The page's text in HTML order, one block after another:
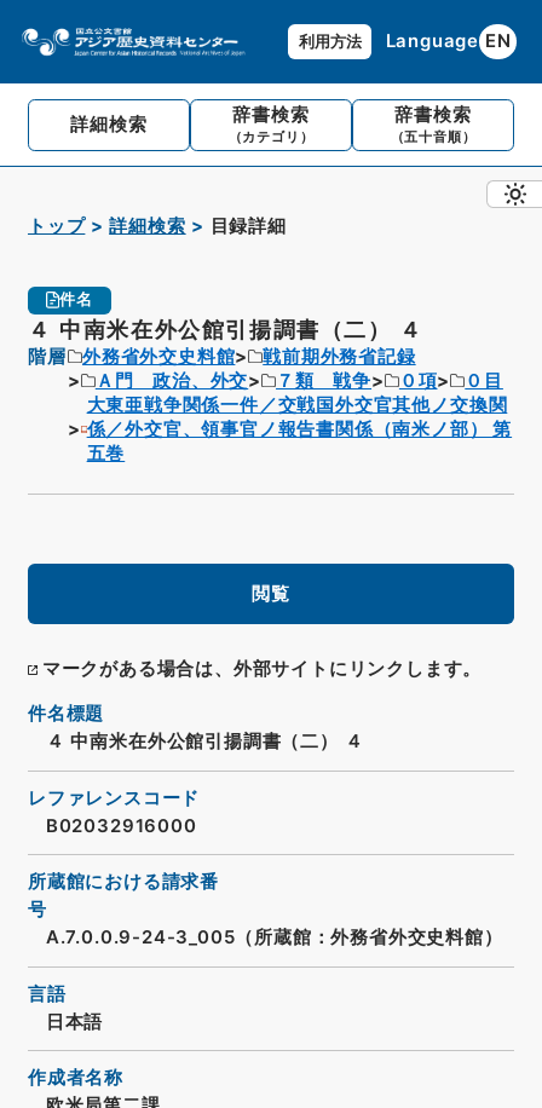
利用方法 Language EN
詳細検索 辞書検索
（カテゴリ）
辞書検索
（五十音順）
トップ 詳細検索 目録詳細
件名
４ 中南米在外公館引揚調書（二） ４
階層 外務省外交史料館
戦前期外務省記録
Ａ門 政治、外交
７類 戦争 ０項
０目
大東亜戦争関係一件／交戦国外交官其他ノ交換関
係／外交官、領事官ノ報告書関係（南米ノ部） 第
五巻
閲覧
マークがある場合は、外部サイトにリンクします。
件名標題
４ 中南米在外公館引揚調書（二） ４
レファレンスコード
B02032916000
所蔵館における請求番
号
A.7.0.0.9-24-3_005（所蔵館：外務省外交史料館）
言語
日本語
作成者名称